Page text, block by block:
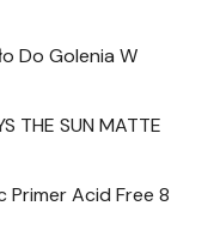
Do Golenia W
THE SUN MATTE
Primer Acid Free 8